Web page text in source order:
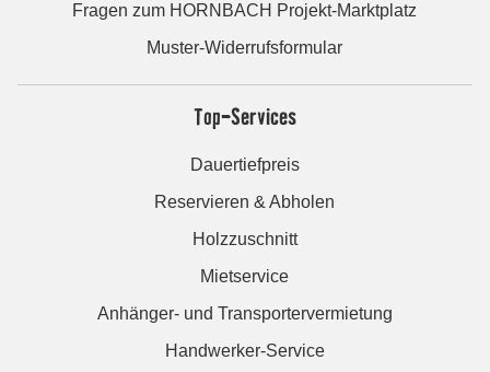
Fragen zum HORNBACH Projekt-Marktplatz
Muster-Widerrufsformular
Top-Services
Dauertiefpreis
Reservieren & Abholen
Holzzuschnitt
Mietservice
Anhänger- und Transportervermietung
Handwerker-Service